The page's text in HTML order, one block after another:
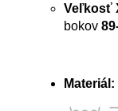
Veľkosť
bokov
Materiál: